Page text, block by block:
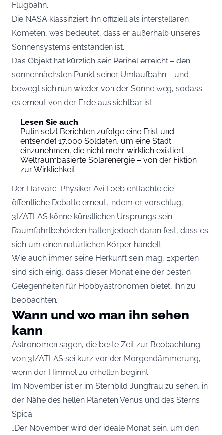
Flugbahn.
Die NASA klassifiziert ihn offiziell als interstellaren
Kometen, was bedeutet, dass er außerhalb unseres
Sonnensystems entstanden ist.
Das Objekt hat kürzlich sein Perihel erreicht – den
sonnennächsten Punkt seiner Umlaufbahn – und
bewegt sich nun wieder von der Sonne weg, sodass
es erneut von der Erde aus sichtbar ist.
Lesen Sie auch
Putin setzt Berichten zufolge eine Frist und
entsendet 17.000 Soldaten, um eine Stadt
einzunehmen, die nicht mehr wirklich existiert
Weltraumbasierte Solarenergie – von der Fiktion
zur Wirklichkeit
Der Harvard-Physiker Avi Loeb entfachte die
öffentliche Debatte erneut, indem er vorschlug,
3I/ATLAS könne künstlichen Ursprungs sein.
Raumfahrtbehörden halten jedoch daran fest, dass es
sich um einen natürlichen Körper handelt.
Wie auch immer seine Herkunft sein mag, Experten
sind sich einig, dass dieser Monat eine der besten
Gelegenheiten für Hobbyastronomen bietet, ihn zu
beobachten.
Wann und wo man ihn sehen
kann
Astronomen sagen, die beste Zeit zur Beobachtung
von 3I/ATLAS sei kurz vor der Morgendämmerung,
wenn der Himmel zu erhellen beginnt.
Im November ist er im Sternbild Jungfrau zu sehen, in
der Nähe des hellen Planeten Venus und des Sterns
Spica.
„Der November wird der ideale Monat sein, um den